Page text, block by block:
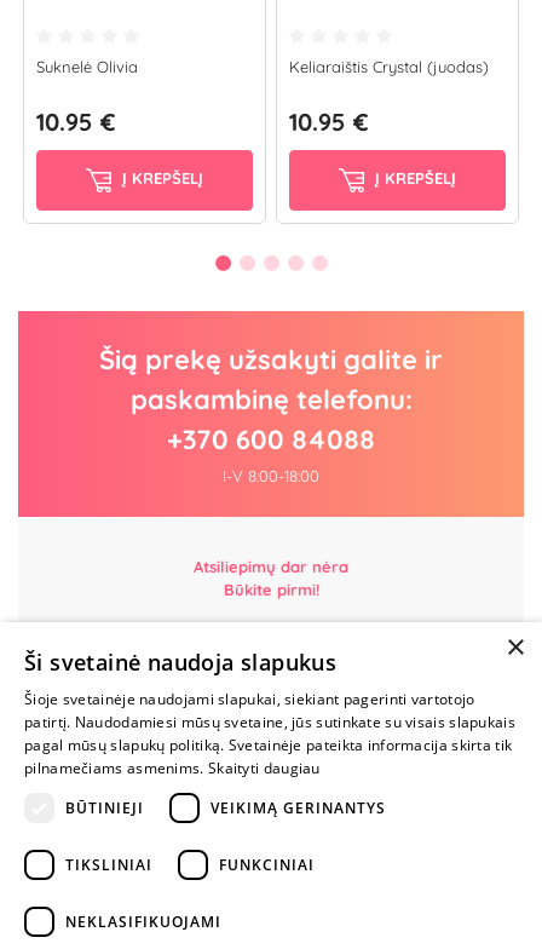
Suknelė Olivia
10.95 €
Į KREPŠELĮ
Keliaraištis Crystal (juodas)
10.95 €
Į KREPŠELĮ
Šią prekę užsakyti galite ir
paskambinę telefonu:
+370 600 84088
I-V 8:00-18:00
Atsiliepimų dar nėra
Būkite pirmi!
MYLIMIAUSIA
LIETUVOS
ELEKTRONINĖ
PARDUOTUVĖ
ŽAISTI
+370 600 84088
×
Ši svetainė naudoja slapukus
Šioje svetainėje naudojami slapukai, siekiant pagerinti vartotojo
patirtį. Naudodamiesi mūsų svetaine, jūs sutinkate su visais slapukais
pagal mūsų slapukų politiką. Svetainėje pateikta informacija skirta tik
pilnamečiams asmenims. Skaityti daugiau
BŪTINIEJI
VEIKIMĄ GERINANTYS
TIKSLINIAI FUNKCINIAI
NEKLASIFIKUOJAMI